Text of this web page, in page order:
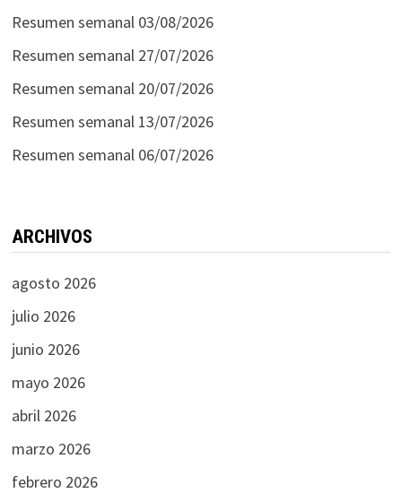
Resumen semanal 03/08/2026
Resumen semanal 27/07/2026
Resumen semanal 20/07/2026
Resumen semanal 13/07/2026
Resumen semanal 06/07/2026
ARCHIVOS
agosto 2026
julio 2026
junio 2026
mayo 2026
abril 2026
marzo 2026
febrero 2026